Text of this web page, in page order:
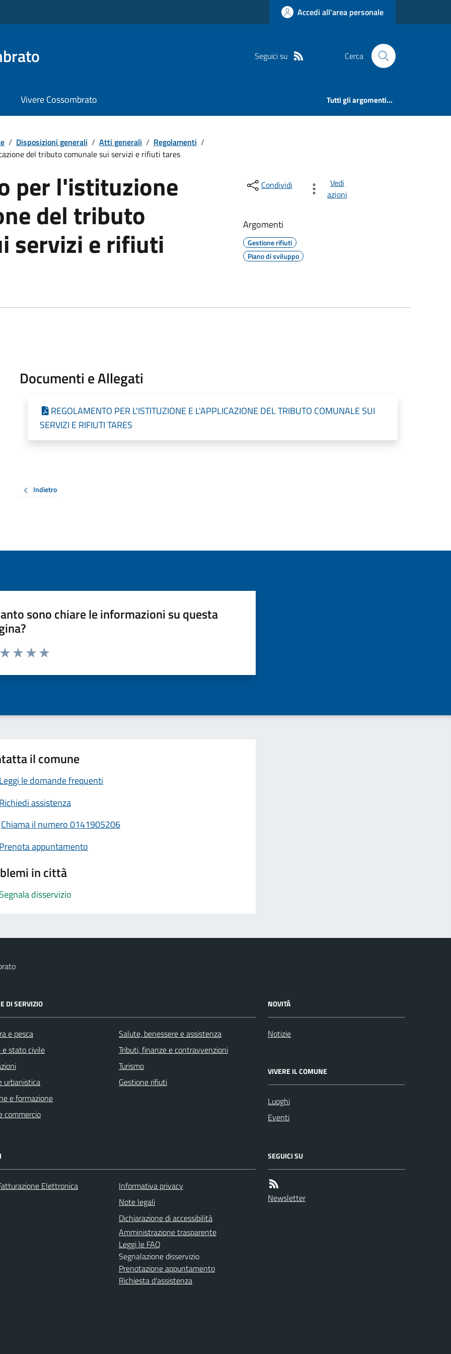
Accedi all'area personale
Seguici su Cerca
Vivere Cossombrato Tutti gli argomenti...
/ Disposizioni generali / Atti generali / Regolamenti /
del tributo comunale sui servizi e rifiuti tares
per l'istituzione
del tributo
servizi e rifiuti
Condividi
Vedi
azioni
Argomenti
Gestione rifiuti
Piano di sviluppo
Documenti e Allegati
REGOLAMENTO PER L'ISTITUZIONE E L'APPLICAZIONE DEL TRIBUTO COMUNALE SUI
SERVIZI E RIFIUTI TARES
Indietro
sono chiare le informazioni su questa
da 1 a 5 stelle la pagina
il comune
Leggi le domande frequenti
Richiedi assistenza
Chiama il numero 0141905206
Prenota appuntamento
in città
Segnala disservizio
DI SERVIZIO
e pesca
e stato civile
urbanistica
e formazione
commercio
Salute, benessere e assistenza
Tributi, finanze e contravvenzioni
Turismo
Gestione rifiuti
NOVITÀ
Notizie
VIVERE IL COMUNE
Luoghi
Eventi
Elettronica
Informativa privacy
Note legali
Dichiarazione di accessibilità
Amministrazione trasparente
Leggi le FAQ
Segnalazione disservizio
Prenotazione appuntamento
Richiesta d'assistenza
SEGUICI SU
Newsletter